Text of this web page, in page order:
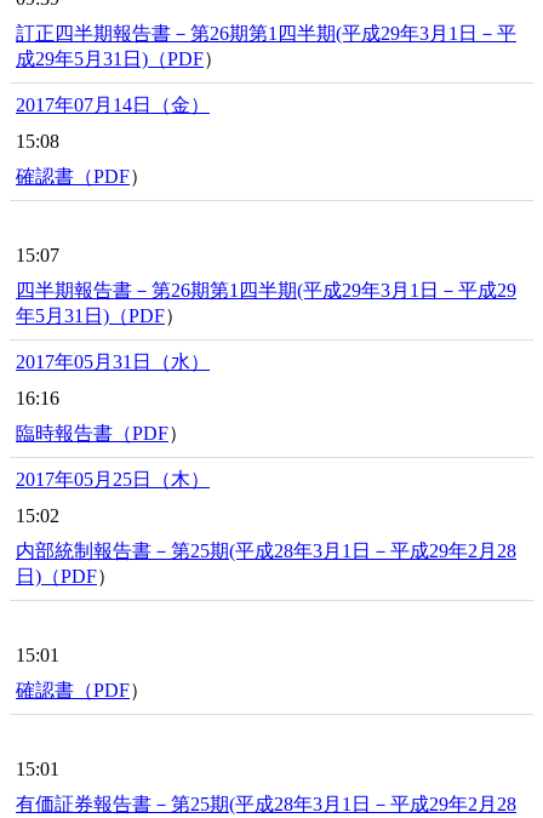
訂正四半期報告書－第26期第1四半期(平成29年3月1日－平
成29年5月31日)（PDF）
2017年07月14日（金）
15:08
確認書（PDF）
15:07
四半期報告書－第26期第1四半期(平成29年3月1日－平成29
年5月31日)（PDF）
2017年05月31日（水）
16:16
臨時報告書（PDF）
2017年05月25日（木）
15:02
内部統制報告書－第25期(平成28年3月1日－平成29年2月28
日)（PDF）
15:01
確認書（PDF）
15:01
有価証券報告書－第25期(平成28年3月1日－平成29年2月28